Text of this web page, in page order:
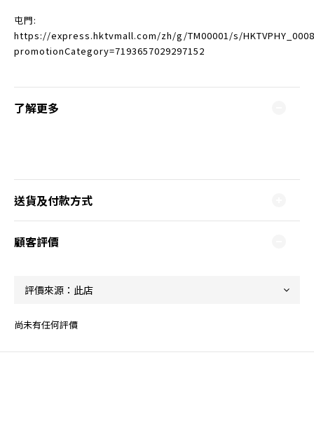
屯門:
https://express.hktvmall.com/zh/g/TM00001/s/
promotionCategory=7193657029297152
了解更多
送貨及付款方式
顧客評價
尚未有任何評價